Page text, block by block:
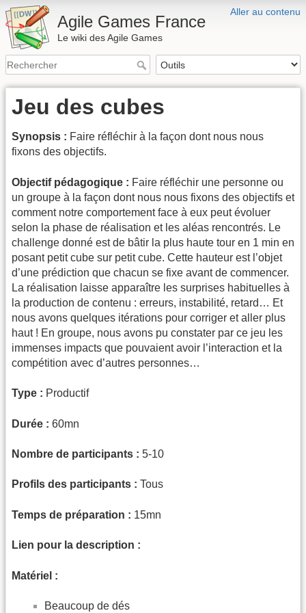
Aller au contenu
Agile Games France
Le wiki des Agile Games
Jeu des cubes
Synopsis : Faire réfléchir à la façon dont nous nous
fixons des objectifs.
Objectif pédagogique : Faire réfléchir une personne ou
un groupe à la façon dont nous nous fixons des objectifs et
comment notre comportement face à eux peut évoluer
selon la phase de réalisation et les aléas rencontrés. Le
challenge donné est de bâtir la plus haute tour en 1 min en
posant petit cube sur petit cube. Cette hauteur est l’objet
d’une prédiction que chacun se fixe avant de commencer.
La réalisation laisse apparaître les surprises habituelles à
la production de contenu : erreurs, instabilité, retard… Et
nous avons quelques itérations pour corriger et aller plus
haut ! En groupe, nous avons pu constater par ce jeu les
immenses impacts que pouvaient avoir l’interaction et la
compétition avec d’autres personnes…
Type : Productif
Durée : 60mn
Nombre de participants : 5-10
Profils des participants : Tous
Temps de préparation : 15mn
Lien pour la description :
Matériel :
Beaucoup de dés